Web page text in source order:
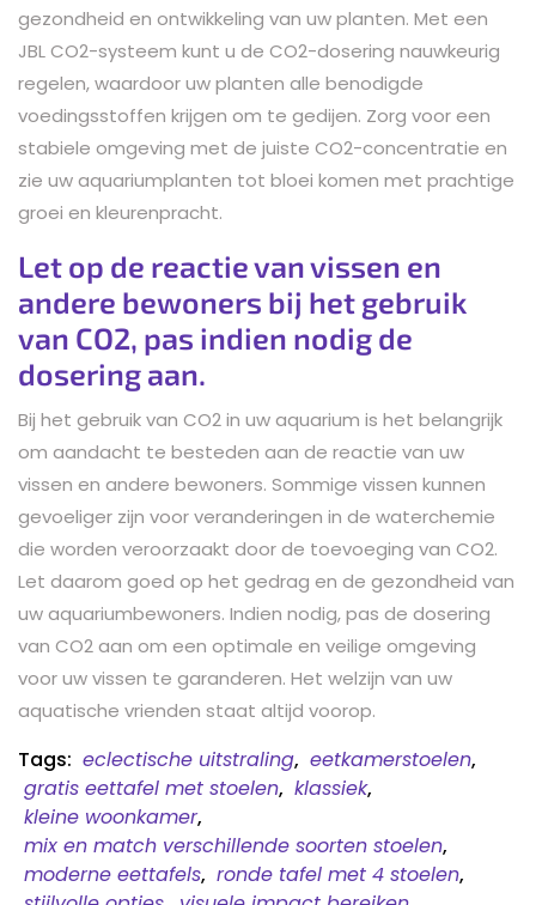
gezondheid en ontwikkeling van uw planten. Met een
JBL CO2-systeem kunt u de CO2-dosering nauwkeurig
regelen, waardoor uw planten alle benodigde
voedingsstoffen krijgen om te gedijen. Zorg voor een
stabiele omgeving met de juiste CO2-concentratie en
zie uw aquariumplanten tot bloei komen met prachtige
groei en kleurenpracht.
Let op de reactie van vissen en
andere bewoners bij het gebruik
van CO2, pas indien nodig de
dosering aan.
Bij het gebruik van CO2 in uw aquarium is het belangrijk
om aandacht te besteden aan de reactie van uw
vissen en andere bewoners. Sommige vissen kunnen
gevoeliger zijn voor veranderingen in de waterchemie
die worden veroorzaakt door de toevoeging van CO2.
Let daarom goed op het gedrag en de gezondheid van
uw aquariumbewoners. Indien nodig, pas de dosering
van CO2 aan om een optimale en veilige omgeving
voor uw vissen te garanderen. Het welzijn van uw
aquatische vrienden staat altijd voorop.
Tags: eclectische uitstraling, eetkamerstoelen,
gratis eettafel met stoelen, klassiek,
kleine woonkamer,
mix en match verschillende soorten stoelen,
moderne eettafels, ronde tafel met 4 stoelen,